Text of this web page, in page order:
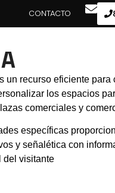
CONTACTO
un recurso eficiente para
los espacios
comerciales y
específicas
y señalética con
del visitante